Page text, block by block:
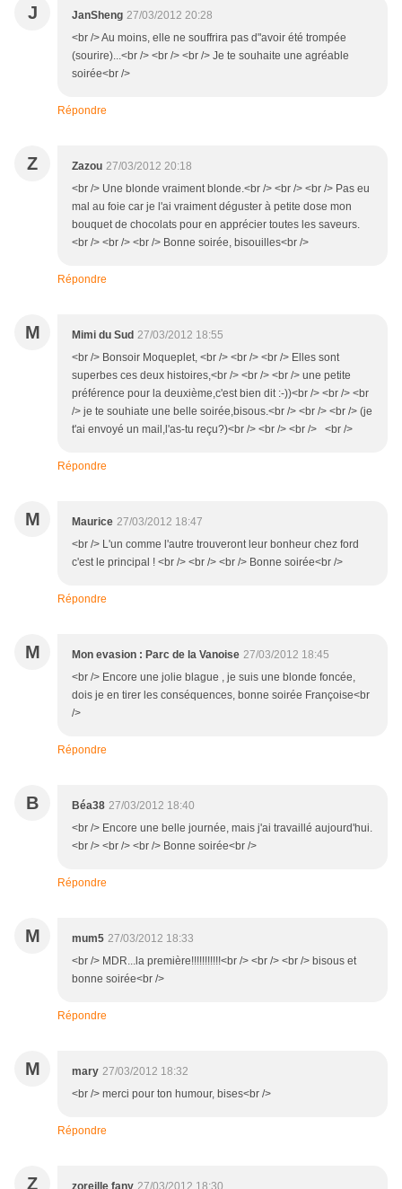
J JanSheng 27/03/2012 20:28
<br /> Au moins, elle ne souffrira pas d"avoir été trompée
(sourire)...<br /> <br /> <br /> Je te souhaite une agréable
soirée<br />
Répondre
Z Zazou 27/03/2012 20:18
<br /> Une blonde vraiment blonde.<br /> <br /> <br /> Pas eu
mal au foie car je l'ai vraiment déguster à petite dose mon
bouquet de chocolats pour en apprécier toutes les saveurs.
<br /> <br /> <br /> Bonne soirée, bisouilles<br />
Répondre
M Mimi du Sud 27/03/2012 18:55
<br /> Bonsoir Moqueplet, <br /> <br /> <br /> Elles sont
superbes ces deux histoires,<br /> <br /> <br /> une petite
préférence pour la deuxième,c'est bien dit :-))<br /> <br /> <br
/> je te souhiate une belle soirée,bisous.<br /> <br /> <br /> (je
t'ai envoyé un mail,l'as-tu reçu?)<br /> <br /> <br /> <br />
Répondre
M Maurice 27/03/2012 18:47
<br /> L'un comme l'autre trouveront leur bonheur chez ford
c'est le principal ! <br /> <br /> <br /> Bonne soirée<br />
Répondre
M Mon evasion : Parc de la Vanoise 27/03/2012 18:45
<br /> Encore une jolie blague , je suis une blonde foncée,
dois je en tirer les conséquences, bonne soirée Françoise<br
/>
Répondre
B Béa38 27/03/2012 18:40
<br /> Encore une belle journée, mais j'ai travaillé aujourd'hui.
<br /> <br /> <br /> Bonne soirée<br />
Répondre
M mum5 27/03/2012 18:33
<br /> MDR...la première!!!!!!!!!!!<br /> <br /> <br /> bisous et
bonne soirée<br />
Répondre
M mary 27/03/2012 18:32
<br /> merci pour ton humour, bises<br />
Répondre
Z zoreille fany 27/03/2012 18:30